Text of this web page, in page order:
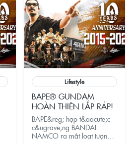
Lifestyle
BAPE® GUNDAM
HOÀN THIỆN LẮP RÁP!
BAPE&reg; hợp t&aacute;c
c&ugrave;ng BANDAI
NAMCO ra mắt loạt tượng